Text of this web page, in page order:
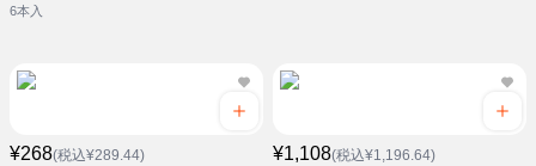
6本入
¥268(税込¥289.44) ¥1,108(税込¥1,196.64)